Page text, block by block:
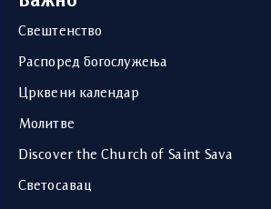
Свештенство
Распоред богослужења
Црквени календар
Молитве
Discover the Church of Saint Sava
Светосавац